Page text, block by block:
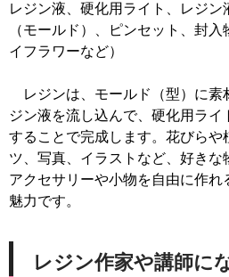
レジン液、硬化用ライト、レジン
（モールド）、ピンセット、封入
イフラワーなど）
レジンは、モールド（型）に素
ジン液を流し込んで、硬化用ライ
することで完成します。花びらや
ツ、写真、イラストなど、好きな
アクセサリーや小物を自由に作れ
魅力です。
レジン作家や講師に